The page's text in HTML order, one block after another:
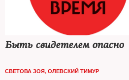
Быть свидетелем опасно
СВЕТОВА ЗОЯ, ОЛЕВСКИЙ ТИМУР